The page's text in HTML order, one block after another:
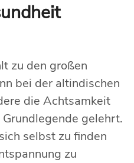
zu den großen
bei der altindischen
die Achtsamkeit
gelehrt.
selbst zu finden
zu